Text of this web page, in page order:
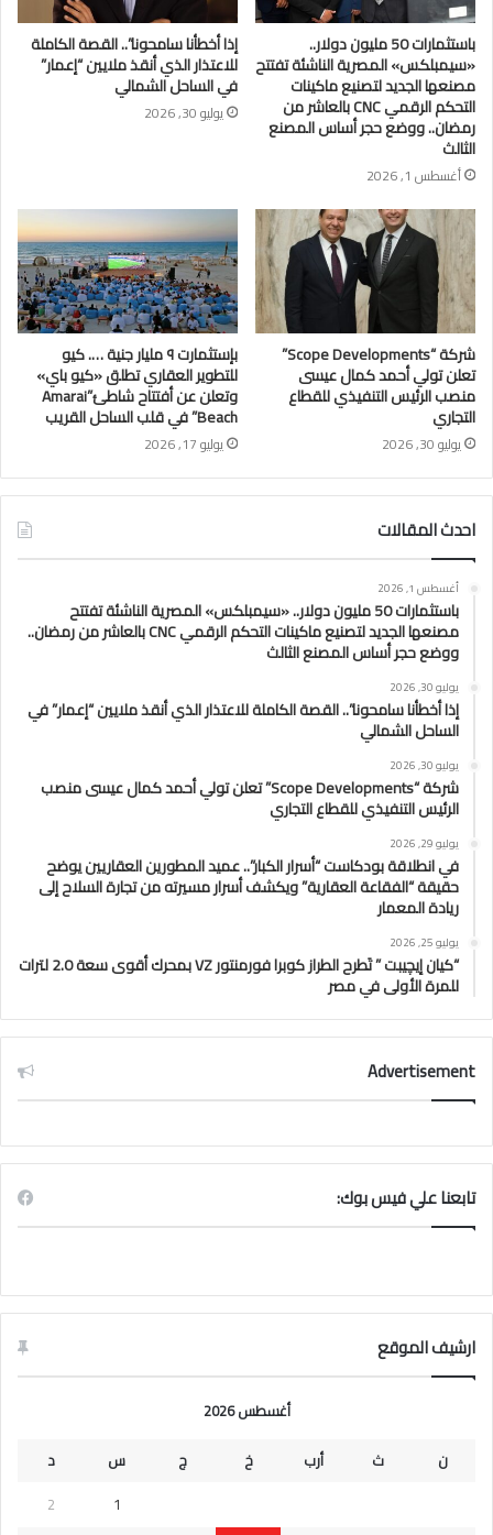
باستثمارات 50 مليون دولار..
«سيمبلكس» المصرية الناشئة تفتتح
مصنعها الجديد لتصنيع ماكينات
التحكم الرقمي CNC بالعاشر من
رمضان.. ووضع حجر أساس المصنع
الثالث
أغسطس 1, 2026
إذا أخطأنا سامحونا”.. القصة الكاملة
للاعتذار الذي أنقذ ملايين “إعمار”
في الساحل الشمالي
يوليو 30, 2026
شركة “Scope Developments”
تعلن تولي أحمد كمال عيسى
منصب الرئيس التنفيذي للقطاع
التجاري
يوليو 30, 2026
بإستثمارت ٩ مليار جنية …. كيو
للتطوير العقاري تطلق «كيو باي»
وتعلن عن أفتتاح شاطئ”Amarai
Beach” في قلب الساحل القريب
يوليو 17, 2026
احدث المقالات
أغسطس 1, 2026
باستثمارات 50 مليون دولار.. «سيمبلكس» المصرية الناشئة تفتتح
مصنعها الجديد لتصنيع ماكينات التحكم الرقمي CNC بالعاشر من رمضان..
ووضع حجر أساس المصنع الثالث
يوليو 30, 2026
إذا أخطأنا سامحونا”.. القصة الكاملة للاعتذار الذي أنقذ ملايين “إعمار” في
الساحل الشمالي
يوليو 30, 2026
شركة “Scope Developments” تعلن تولي أحمد كمال عيسى منصب
الرئيس التنفيذي للقطاع التجاري
يوليو 29, 2026
في انطلاقة بودكاست “أسرار الكبار”.. عميد المطورين العقاريين يوضح
حقيقة “الفقاعة العقارية” ويكشف أسرار مسيرته من تجارة السلاح إلى
ريادة المعمار
يوليو 25, 2026
“كيان إيچيبت ” تَطرح الطراز كوبرا فورمنتور VZ بمحرك أقوى سعة 2.0 لترات
للمرة الأولى في مصر
Advertisement
تابعنا علي فيس بوك:
ارشيف الموقع
أغسطس 2026
ن
ث أرب خ ج س
د
1
2